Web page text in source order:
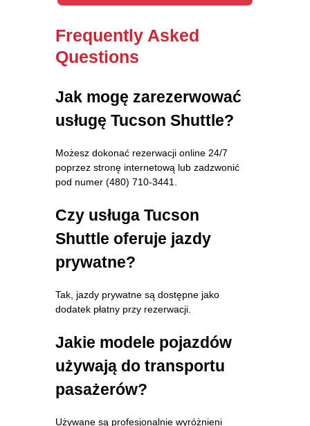
Frequently Asked
Questions
Jak mogę zarezerwować
usługę Tucson Shuttle?
Możesz dokonać rezerwacji online 24/7
poprzez stronę internetową lub zadzwonić
pod numer (480) 710-3441.
Czy usługa Tucson
Shuttle oferuje jazdy
prywatne?
Tak, jazdy prywatne są dostępne jako
dodatek płatny przy rezerwacji.
Jakie modele pojazdów
używają do transportu
pasażerów?
Używane są profesjonalnie wyróżnieni